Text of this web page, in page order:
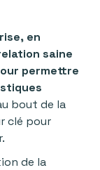
en
saine
permettre
bout de la
clé pour
de la